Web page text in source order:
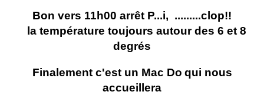
Bon vers 11h00 arrêt P...i, .........clop!!
la température toujours autour des 6 et 8
degrés
Finalement c'est un Mac Do qui nous
accueillera